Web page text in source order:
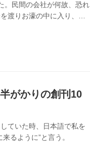
。民間の会社が何故、恐れ
渡りお濠の中に入り、桜
がかりの創刊10
ていた時、日本語で私を
るように”と言う。